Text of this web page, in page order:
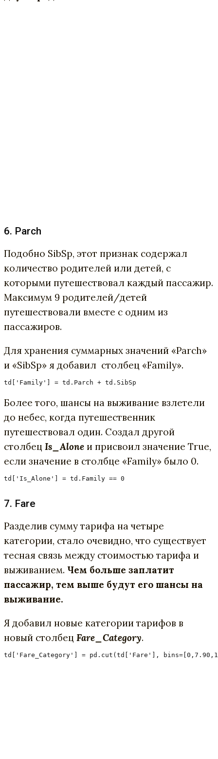
6. Parch
Подобно SibSp, этот признак содержал
количество родителей или детей, с
которыми путешествовал каждый пассажир.
Максимум 9 родителей/детей
путешествовали вместе с одним из
пассажиров.
Для хранения суммарных значений «Parch»
и «SibSp» я добавил столбец «Family».
td['Family'] = td.Parch + td.SibSp
Более того, шансы на выживание взлетели
до небес, когда путешественник
путешествовал один. Создал другой
столбец Is_Alone и присвоил значение True,
если значение в столбце «Family» было 0.
td['Is_Alone'] = td.Family == 0
7. Fare
Разделив сумму тарифа на четыре
категории, стало очевидно, что существует
тесная связь между стоимостью тарифа и
выживанием. Чем больше заплатит
пассажир, тем выше будут его шансы на
выживание.
Я добавил новые категории тарифов в
новый столбец Fare_Category.
td['Fare_Category'] = pd.cut(td['Fare'],